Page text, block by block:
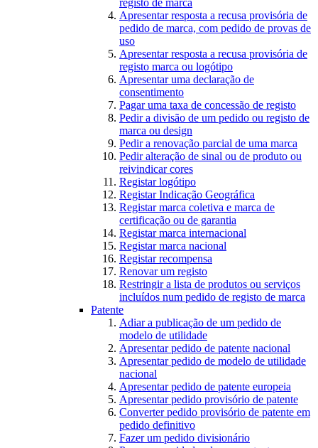
registo de marca
Apresentar resposta a recusa provisória de
pedido de marca, com pedido de provas de
uso
Apresentar resposta a recusa provisória de
registo marca ou logótipo
Apresentar uma declaração de
consentimento
Pagar uma taxa de concessão de registo
Pedir a divisão de um pedido ou registo de
marca ou design
Pedir a renovação parcial de uma marca
Pedir alteração de sinal ou de produto ou
reivindicar cores
Registar logótipo
Registar Indicação Geográfica
Registar marca coletiva e marca de
certificação ou de garantia
Registar marca internacional
Registar marca nacional
Registar recompensa
Renovar um registo
Restringir a lista de produtos ou serviços
incluídos num pedido de registo de marca
Patente
Adiar a publicação de um pedido de
modelo de utilidade
Apresentar pedido de patente nacional
Apresentar pedido de modelo de utilidade
nacional
Apresentar pedido de patente europeia
Apresentar pedido provisório de patente
Converter pedido provisório de patente em
pedido definitivo
Fazer um pedido divisionário